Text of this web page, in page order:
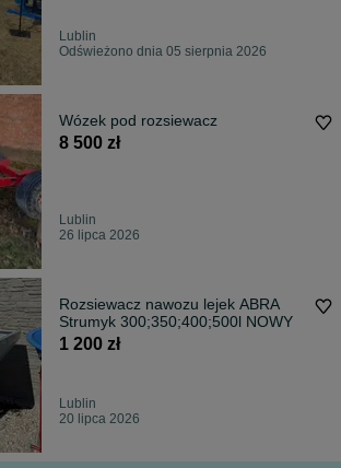
Lublin
Odświeżono dnia 05 sierpnia 2026
Wózek pod rozsiewacz
8 500 zł
Lublin
26 lipca 2026
Rozsiewacz nawozu lejek ABRA
Strumyk 300;350;400;500l NOWY
1 200 zł
Lublin
20 lipca 2026